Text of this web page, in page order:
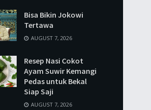
Bisa Bikin Jokowi
Tertawa
AUGUST 7, 2026
Resep Nasi Cokot
Ayam Suwir Kemangi
Pedas untuk Bekal
Siap Saji
AUGUST 7, 2026